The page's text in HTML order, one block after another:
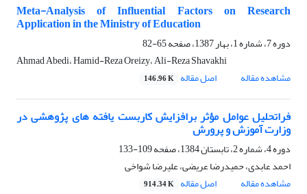
Meta-Analysis of Influential Factors on Research
Application in the Ministry of Education
دوره 7، شماره 1، بهار 1387، صفحه
65-82
Ahmad Abedi، Hamid-Reza Oreizy، Ali-Reza Shavakhi
مشاهده مقاله
اصل مقاله 146.96 K
فراتحلیل عوامل مؤثر برافزایش کاربست یافته های پژوهشی در
وزارت آموزش و پرورش
دوره 4، شماره 2، تابستان 1384، صفحه
109-133
احمد عابدی، حمیدرضا عریضی، علیرضا شواخی
مشاهده مقاله
اصل مقاله 914.34 K